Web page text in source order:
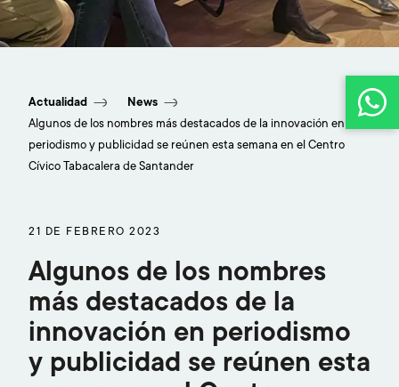
con Ucrania
Actualidad
News
Algunos de los nombres más destacados de la innovación en
periodismo y publicidad se reúnen esta semana en el Centro
Cívico Tabacalera de Santander
21 DE FEBRERO 2023
Algunos de los nombres
más destacados de la
innovación en periodismo
y publicidad se reúnen esta